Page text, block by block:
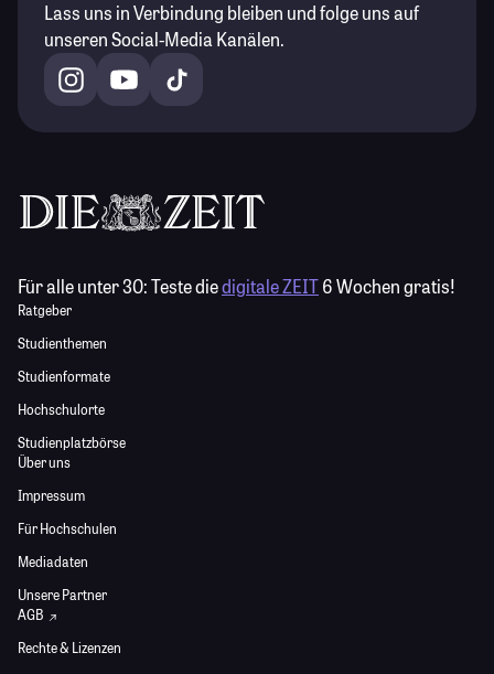
Lass uns in Verbindung bleiben und folge uns auf
unseren Social-Media Kanälen.
Für alle unter 30:Teste diedigitale ZEIT6 Wochen gratis!
Ratgeber
Studienthemen
Studienformate
Hochschulorte
Studienplatzbörse
Über uns
Impressum
Für Hochschulen
Mediadaten
Unsere Partner
AGB
Rechte & Lizenzen